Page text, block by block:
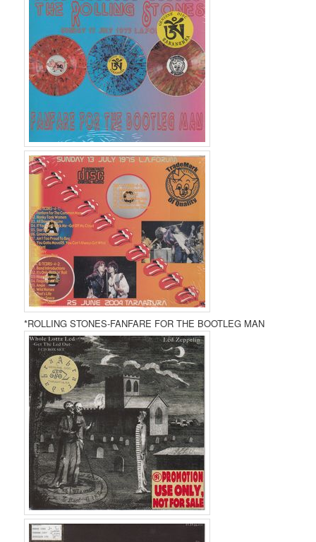
*ROLLING STONES-FANFARE FOR THE BOOTLEG MAN